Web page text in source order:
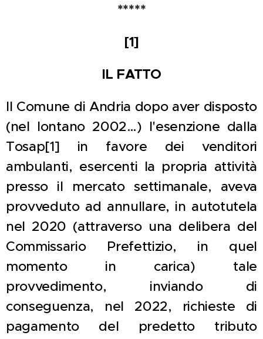
*****
[1]
IL FATTO
Il Comune di Andria dopo aver disposto
(nel lontano 2002…) l'esenzione dalla
Tosap[1] in favore dei venditori
ambulanti, esercenti la propria attività
presso il mercato settimanale, aveva
provveduto ad annullare, in autotutela
nel 2020 (attraverso una delibera del
Commissario Prefettizio, in quel
momento in carica) tale
provvedimento, inviando di
conseguenza, nel 2022, richieste di
pagamento del predetto tributo